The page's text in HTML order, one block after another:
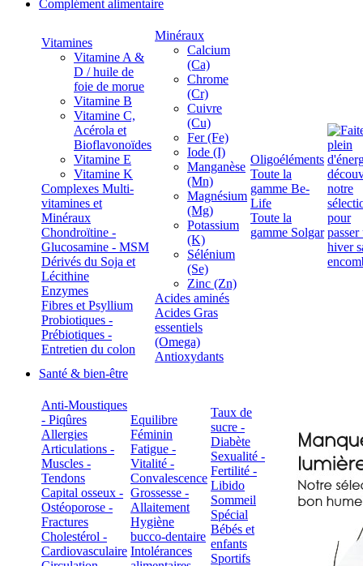
Complément alimentaire
Vitamines
Vitamine A &
D / huile de
foie de morue
Vitamine B
Vitamine C,
Acérola et
Bioflavonoïdes
Vitamine E
Vitamine K
Complexes Multi-
vitamines et
Minéraux
Chondroïtine -
Glucosamine - MSM
Dérivés du Soja et
Lécithine
Enzymes
Fibres et Psyllium
Probiotiques -
Prébiotiques -
Entretien du colon
Minéraux
Calcium
(Ca)
Chrome
(Cr)
Cuivre
(Cu)
Fer (Fe)
Iode (I)
Manganèse
(Mn)
Magnésium
(Mg)
Potassium
(K)
Sélénium
(Se)
Zinc (Zn)
Acides aminés
Acides Gras
essentiels
(Omega)
Antioxydants
Oligoéléments
Toute la
gamme Be-
Life
Toute la
gamme Solgar
Santé & bien-être
Anti-Moustiques
- Piqûres
Allergies
Articulations -
Muscles -
Tendons
Capital osseux -
Ostéoporose -
Fractures
Cholestérol -
Cardiovasculaire
Equilibre
Féminin
Fatigue -
Vitalité -
Convalescence
Grossesse -
Allaitement
Hygiène
bucco-dentaire
Intolérances
Taux de
sucre -
Diabète
Sexualité -
Fertilité -
Libido
Sommeil
Spécial
Bébés et
enfants
Sportifs